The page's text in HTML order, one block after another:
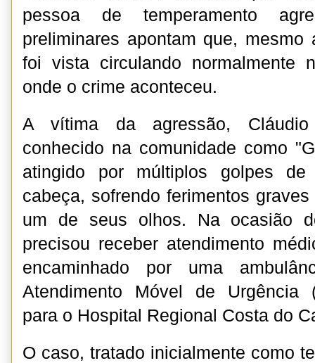
pessoa de temperamento
preliminares apontam que,
foi vista circulando normalmente
onde o crime aconteceu.
A vítima da agressão,
conhecido na comunidade como
atingido por múltiplos golpes
cabeça, sofrendo ferimentos
um de seus olhos. Na ocasião
precisou receber atendimento
encaminhado por uma
Atendimento Móvel de Urgência
para o Hospital Regional Costa do
O caso, tratado inicialmente como